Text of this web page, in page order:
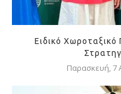
Ειδικό Χωροταξικό
Παρασκευή, 7